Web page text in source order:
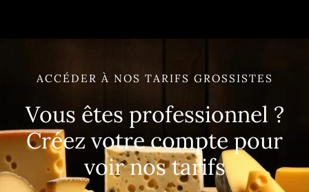
ACCÉDER À NOS TARIFS GROSSISTES
Vous êtes professionnel ?
Créez votre compte pour
voir nos tarifs